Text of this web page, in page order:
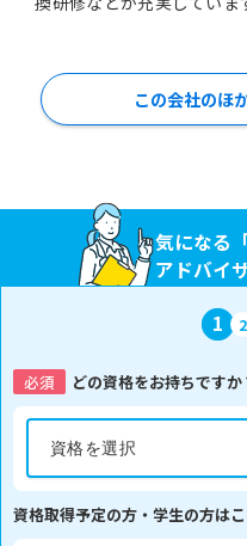
この会社のほ
気になる
アドバイ
1 2
必須 どの資格をお持ちですか
資格取得予定の方・学生の方は